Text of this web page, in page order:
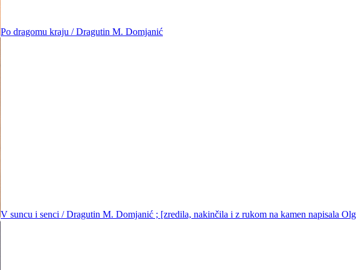
Po dragomu kraju / Dragutin M. Domjanić
V suncu i senci / Dragutin M. Domjanić ; [zredila, nakinčila i z rukom na kamen napisala